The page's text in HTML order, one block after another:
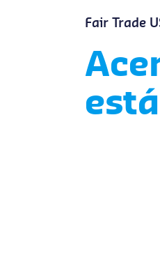
Fair Trade